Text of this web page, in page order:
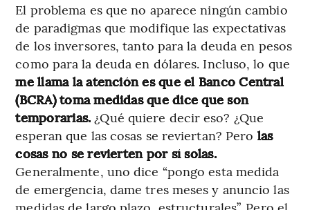
El problema es que no aparece ningún cambio
de paradigmas que modifique las expectativas
de los inversores, tanto para la deuda en pesos
como para la deuda en dólares. Incluso, lo que
me llama la atención es que el Banco Central
(BCRA) toma medidas que dice que son
temporarias. ¿Qué quiere decir eso? ¿Que
esperan que las cosas se reviertan? Pero las
cosas no se revierten por sí solas.
Generalmente, uno dice “pongo esta medida
de emergencia, dame tres meses y anuncio las